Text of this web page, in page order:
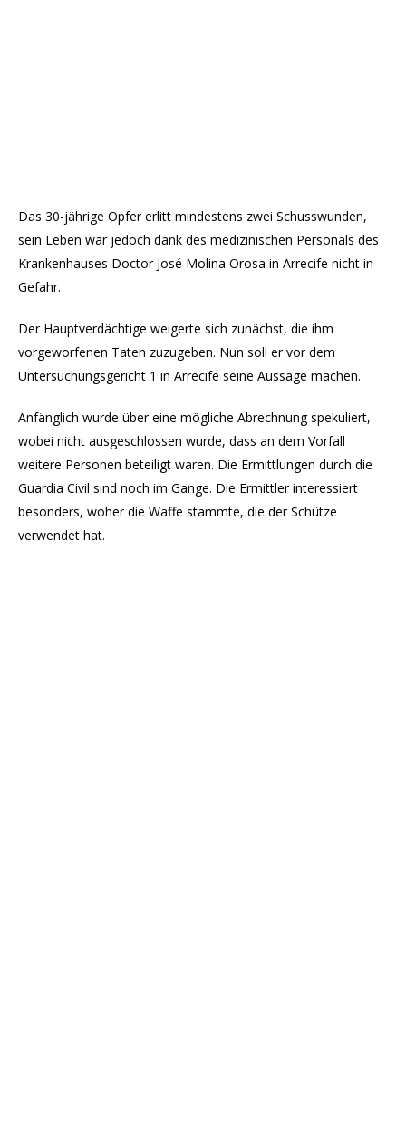
Das 30-jährige Opfer erlitt mindestens zwei Schusswunden,
sein Leben war jedoch dank des medizinischen Personals des
Krankenhauses Doctor José Molina Orosa in Arrecife nicht in
Gefahr.
Der Hauptverdächtige weigerte sich zunächst, die ihm
vorgeworfenen Taten zuzugeben. Nun soll er vor dem
Untersuchungsgericht 1 in Arrecife seine Aussage machen.
Anfänglich wurde über eine mögliche Abrechnung spekuliert,
wobei nicht ausgeschlossen wurde, dass an dem Vorfall
weitere Personen beteiligt waren. Die Ermittlungen durch die
Guardia Civil sind noch im Gange. Die Ermittler interessiert
besonders, woher die Waffe stammte, die der Schütze
verwendet hat.